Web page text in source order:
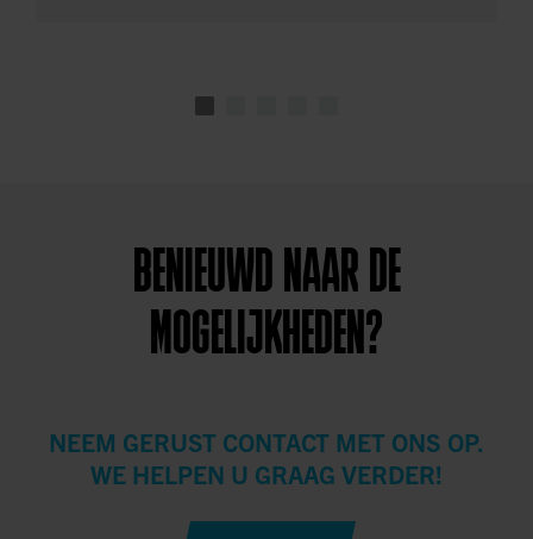
BENIEUWD NAAR DE
MOGELIJKHEDEN?
NEEM GERUST CONTACT MET ONS OP.
WE HELPEN U GRAAG VERDER!